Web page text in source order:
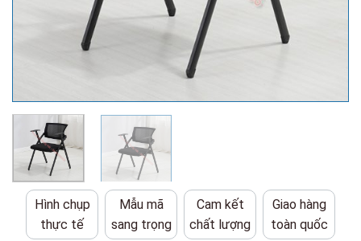
Hình chụp
thực tế
Mẫu mã
sang trọng
Cam kết
chất lượng
Giao hàng
toàn quốc